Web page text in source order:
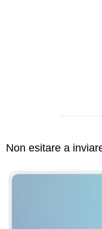
Non esitare a